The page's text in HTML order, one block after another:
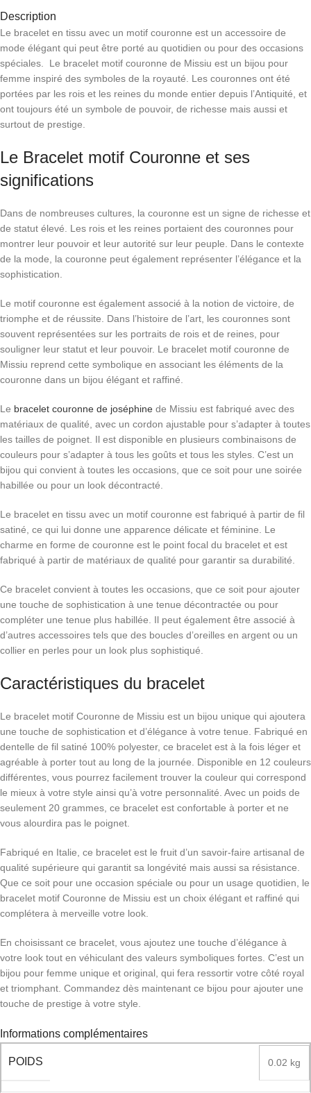
Description
Le bracelet en tissu avec un motif couronne est un accessoire de
mode élégant qui peut être porté au quotidien ou pour des occasions
spéciales. Le bracelet motif couronne de Missiu est un bijou pour
femme inspiré des symboles de la royauté. Les couronnes ont été
portées par les rois et les reines du monde entier depuis l’Antiquité, et
ont toujours été un symbole de pouvoir, de richesse mais aussi et
surtout de prestige.
Le Bracelet motif Couronne et ses
significations
Dans de nombreuses cultures, la couronne est un signe de richesse et
de statut élevé. Les rois et les reines portaient des couronnes pour
montrer leur pouvoir et leur autorité sur leur peuple. Dans le contexte
de la mode, la couronne peut également représenter l’élégance et la
sophistication.
Le motif couronne est également associé à la notion de victoire, de
triomphe et de réussite. Dans l’histoire de l’art, les couronnes sont
souvent représentées sur les portraits de rois et de reines, pour
souligner leur statut et leur pouvoir. Le bracelet motif couronne de
Missiu reprend cette symbolique en associant les éléments de la
couronne dans un bijou élégant et raffiné.
Le bracelet couronne de joséphine de Missiu est fabriqué avec des
matériaux de qualité, avec un cordon ajustable pour s’adapter à toutes
les tailles de poignet. Il est disponible en plusieurs combinaisons de
couleurs pour s’adapter à tous les goûts et tous les styles. C’est un
bijou qui convient à toutes les occasions, que ce soit pour une soirée
habillée ou pour un look décontracté.
Le bracelet en tissu avec un motif couronne est fabriqué à partir de fil
satiné, ce qui lui donne une apparence délicate et féminine. Le
charme en forme de couronne est le point focal du bracelet et est
fabriqué à partir de matériaux de qualité pour garantir sa durabilité.
Ce bracelet convient à toutes les occasions, que ce soit pour ajouter
une touche de sophistication à une tenue décontractée ou pour
compléter une tenue plus habillée. Il peut également être associé à
d’autres accessoires tels que des boucles d’oreilles en argent ou un
collier en perles pour un look plus sophistiqué.
Caractéristiques du bracelet
Le bracelet motif Couronne de Missiu est un bijou unique qui ajoutera
une touche de sophistication et d’élégance à votre tenue. Fabriqué en
dentelle de fil satiné 100% polyester, ce bracelet est à la fois léger et
agréable à porter tout au long de la journée. Disponible en 12 couleurs
différentes, vous pourrez facilement trouver la couleur qui correspond
le mieux à votre style ainsi qu’à votre personnalité. Avec un poids de
seulement 20 grammes, ce bracelet est confortable à porter et ne
vous alourdira pas le poignet.
Fabriqué en Italie, ce bracelet est le fruit d’un savoir-faire artisanal de
qualité supérieure qui garantit sa longévité mais aussi sa résistance.
Que ce soit pour une occasion spéciale ou pour un usage quotidien, le
bracelet motif Couronne de Missiu est un choix élégant et raffiné qui
complétera à merveille votre look.
En choisissant ce bracelet, vous ajoutez une touche d’élégance à
votre look tout en véhiculant des valeurs symboliques fortes. C’est un
bijou pour femme unique et original, qui fera ressortir votre côté royal
et triomphant. Commandez dès maintenant ce bijou pour ajouter une
touche de prestige à votre style.
Informations complémentaires
POIDS 0.02 kg